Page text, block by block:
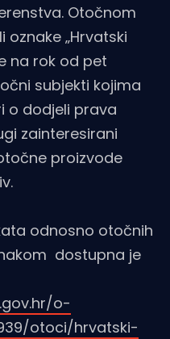
Otočnom
oznake „Hrvatski
na rok od pet
subjekti kojima
o dodjeli prava
zainteresirani
proizvode
odnosno otočnih
dostupna je
o-
otoci/hrvatski-